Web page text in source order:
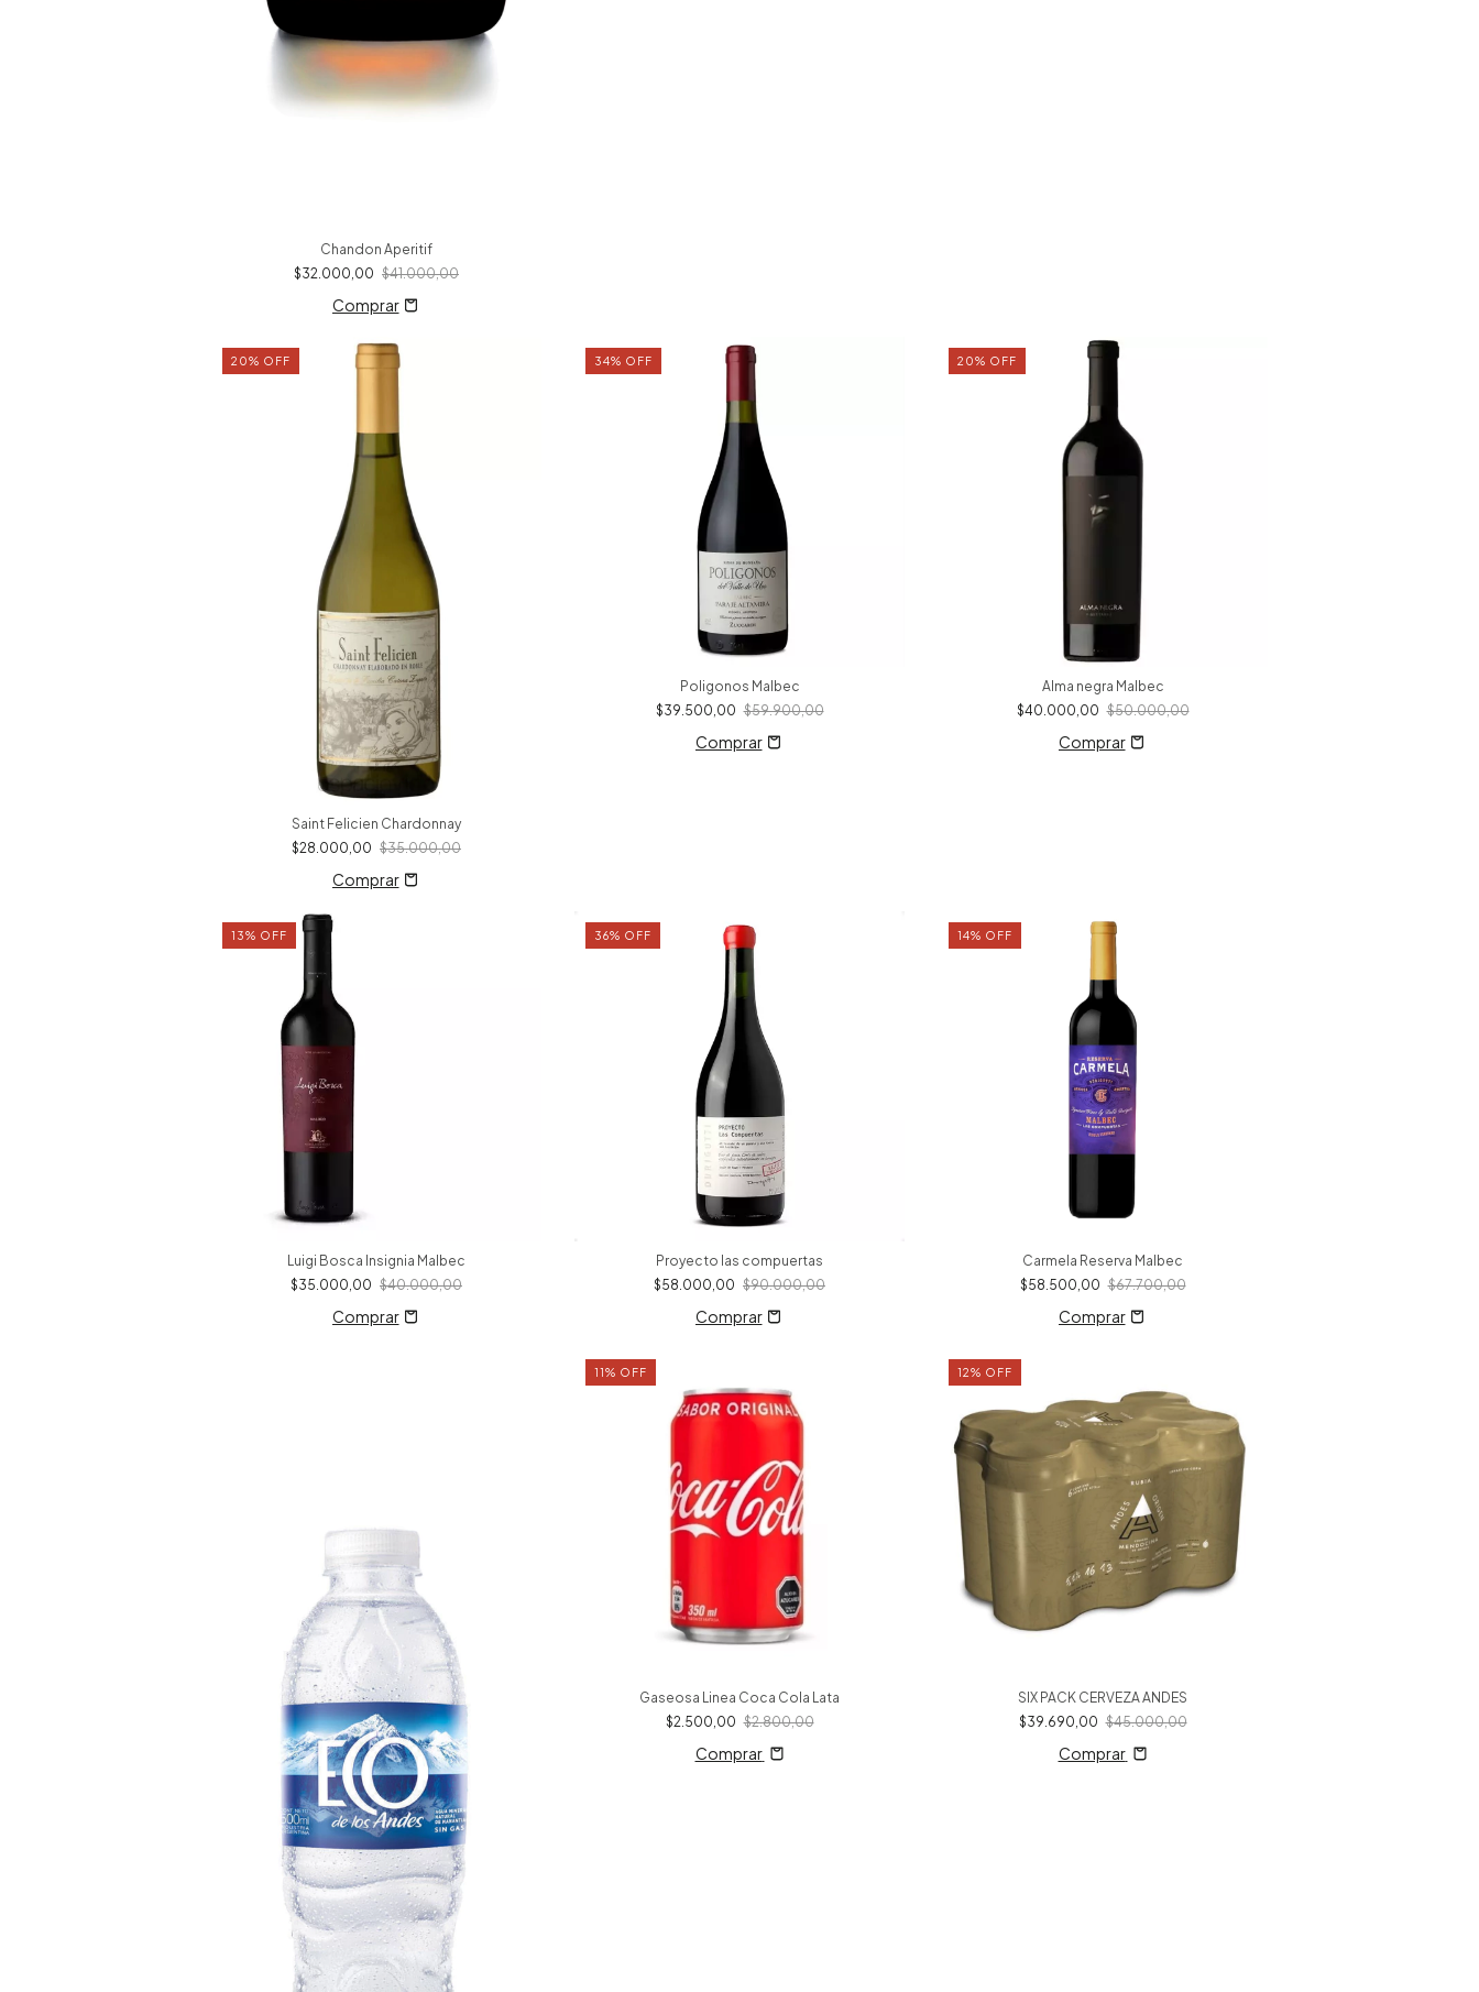
Chandon Aperitif
$32.000,00 $41.000,00
20% OFF
Saint Felicien Chardonnay
$28.000,00 $35.000,00
34% OFF
Poligonos Malbec
$39.500,00 $59.900,00
20% OFF
Alma negra Malbec
$40.000,00 $50.000,00
13% OFF
Luigi Bosca Insignia Malbec
$35.000,00 $40.000,00
36% OFF
Proyecto las compuertas
$58.000,00 $90.000,00
14% OFF
Carmela Reserva Malbec
$58.500,00 $67.700,00
11% OFF
Gaseosa Linea Coca Cola Lata
$2.500,00 $2.800,00
Comprar
12% OFF
SIX PACK CERVEZA ANDES
$39.690,00 $45.000,00
Comprar